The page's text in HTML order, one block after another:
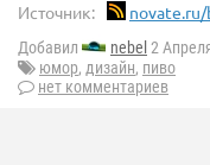
Источник:
Добавил nebel 2
юмор, дизайн, пиво
нет комментариев